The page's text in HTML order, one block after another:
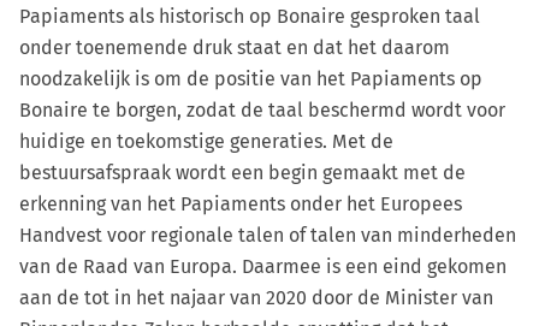
Papiaments als historisch op Bonaire gesproken taal
onder toenemende druk staat en dat het daarom
noodzakelijk is om de positie van het Papiaments op
Bonaire te borgen, zodat de taal beschermd wordt voor
huidige en toekomstige generaties. Met de
bestuursafspraak wordt een begin gemaakt met de
erkenning van het Papiaments onder het Europees
Handvest voor regionale talen of talen van minderheden
van de Raad van Europa. Daarmee is een eind gekomen
aan de tot in het najaar van 2020 door de Minister van